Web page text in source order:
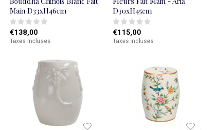
Main D33xH46cm
€138,00
Taxes incluses
D30xH45cm
€115,00
Taxes incluses